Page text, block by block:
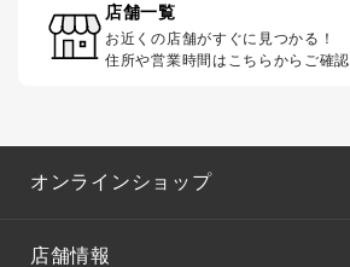
店舗一覧
お近くの店舗がすぐに見つかる！
住所や営業時間はこちらからご確認
オンラインショップ
店舗情報